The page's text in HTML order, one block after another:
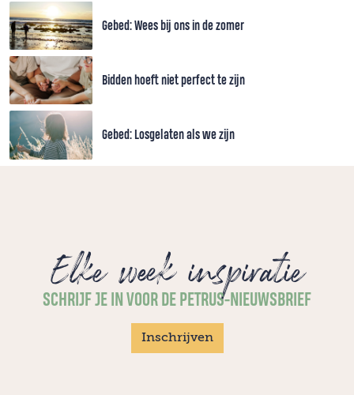
Gebed: Wees bij ons in de zomer
Bidden hoeft niet perfect te zijn
Gebed: Losgelaten als we zijn
Elke week inspiratie
SCHRIJF JE IN VOOR DE PETRUS-NIEUWSBRIEF
Inschrijven